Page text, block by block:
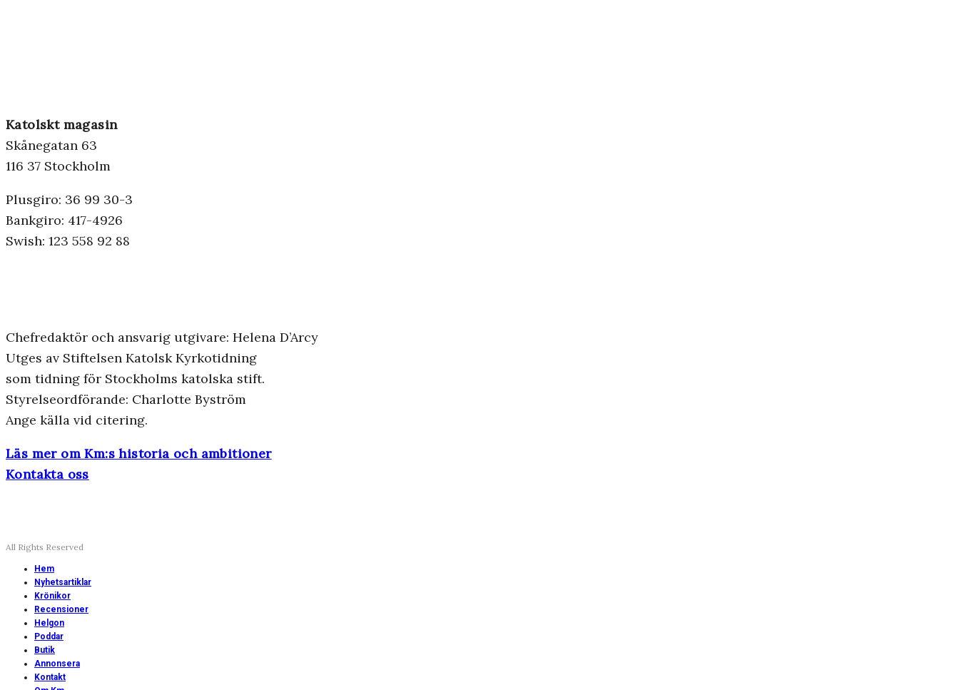
Katolskt magasin
Skånegatan 63
116 37 Stockholm
Plusgiro: 36 99 30-3
Bankgiro: 417-4926
Swish: 123 558 92 88
Chefredaktör och ansvarig utgivare: Helena D’Arcy
Utges av Stiftelsen Katolsk Kyrkotidning
som tidning för Stockholms katolska stift.
Styrelseordförande: Charlotte Byström
Ange källa vid citering.
Läs mer om Km:s historia och ambitioner
Kontakta oss
All Rights Reserved
Hem
Nyhetsartiklar
Krönikor
Recensioner
Helgon
Poddar
Butik
Annonsera
Kontakt